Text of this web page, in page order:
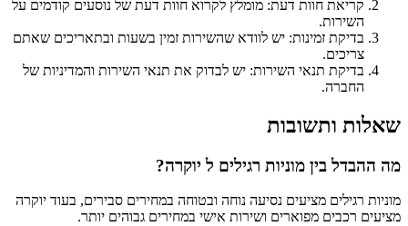
קריאת חוות דעת: מומלץ לקרוא חוות דעת של נוסעים קודמים על
השירות.
בדיקת זמינות: יש לוודא שהשירות זמין בשעות ובתאריכים שאתם
צריכים.
בדיקת תנאי השירות: יש לבדוק את תנאי השירות והמדיניות של
החברה.
שאלות ותשובות
מה ההבדל בין מוניות רגילים ל יוקרה?
מוניות רגילים מציעים נסיעה נוחה ובטוחה במחירים סבירים, בעוד יוקרה
מציעים רכבים מפוארים ושירות אישי במחירים גבוהים יותר.